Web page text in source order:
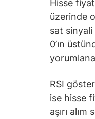
Hisse
üzerinde
sat sinyali
0’ın
RSI
ise hisse
aşırı